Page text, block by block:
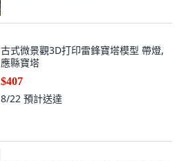
古式微景觀3D打印雷鋒寶塔模型 帶燈,
應縣寶塔
$407
8/22 預計送達